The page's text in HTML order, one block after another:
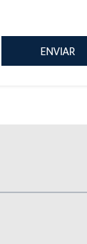
ENVIAR